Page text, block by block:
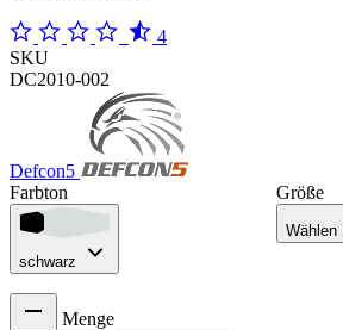
4
SKU
DC2010-002
Defcon5
Farbton
schwarz
Größe
Wählen
Menge